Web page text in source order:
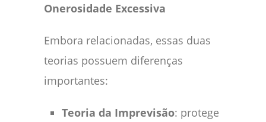
Onerosidade Excessiva
Embora relacionadas, essas duas
teorias possuem diferenças
importantes:
Teoria da Imprevisão: protege